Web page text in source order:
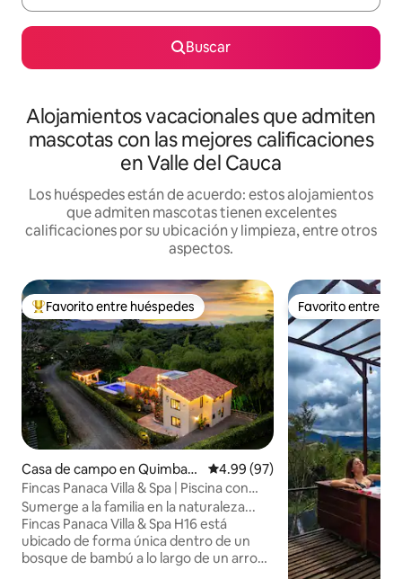
Buscar
Alojamientos vacacionales que admiten
mascotas con las mejores calificaciones
en Valle del Cauca
Los huéspedes están de acuerdo: estos alojamientos
que admiten mascotas tienen excelentes
calificaciones por su ubicación y limpieza, entre otros
aspectos.
Favorito entre huéspedes preferido
Favorito entre huéspedes
Casa de campo en Quimbay
a
Calificación promedio: 4.99 de
4.99 (97)
Fincas Panaca Villa & Spa | Piscina con
jacuzzi renovada
Sumerge a la familia en la naturaleza...
Fincas Panaca Villa & Spa H16 está
ubicado de forma única dentro de un
bosque de bambú a lo largo de un arroyo
Favorito entre
Favorito entre